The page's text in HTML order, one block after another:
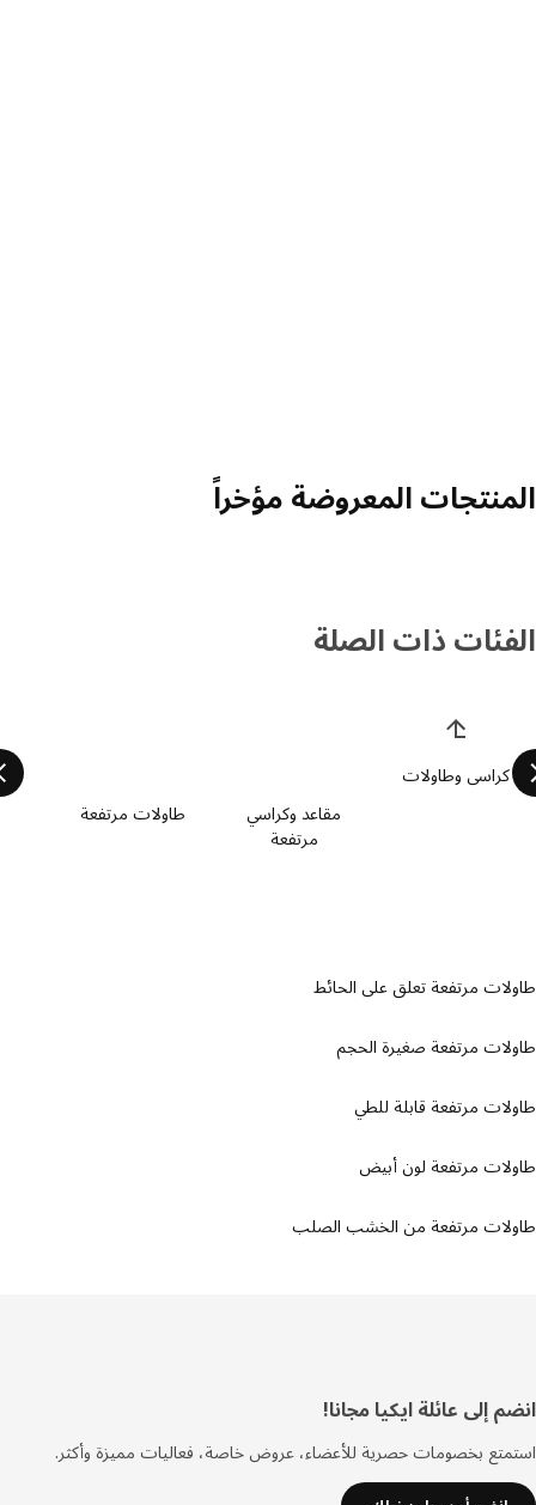
المعروضة مؤخراً
ذات الصلة
كراسي وطاولات
مقاعد وكراسي
مرتفعة
طاولات مرتفعة
مرتفعة تعلق على الحائط
مرتفعة صغيرة الحجم
مرتفعة قابلة للطي
مرتفعة لون أبيض
مرتفعة من الخشب الصلب
إلى عائلة ايكيا مجانا!
بخصومات حصرية للأعضاء، عروض خاصة، فعاليات مميزة وأكثر.